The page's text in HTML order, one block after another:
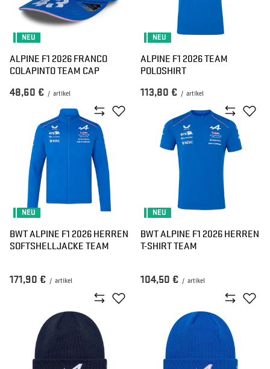
NEU
ALPINE F1 2026 FRANCO
COLAPINTO TEAM CAP
48,60 € / artikel
NEU
ALPINE F1 2026 TEAM
POLOSHIRT
113,80 € / artikel
NEU
BWT ALPINE F1 2026 HERREN
SOFTSHELLJACKE TEAM
171,90 € / artikel
NEU
BWT ALPINE F1 2026 HERREN
T-SHIRT TEAM
104,50 € / artikel